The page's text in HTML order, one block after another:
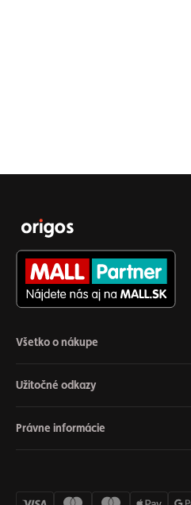
Všetko o nákupe
Užitočné odkazy
Právne informácie